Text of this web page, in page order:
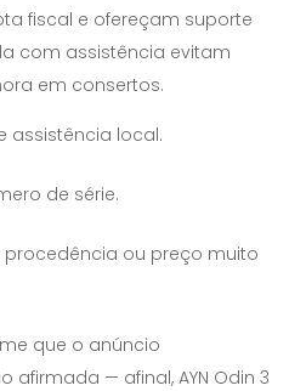
fiscal e ofereçam suporte
com assistência evitam
em consertos.
assistência local.
de série.
procedência ou preço muito
que o anúncio
— afinal, AYN Odin 3